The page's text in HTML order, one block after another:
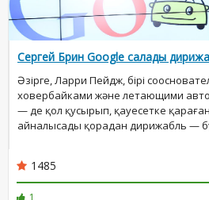
Сергей Брин Google салады
Әзірге, Ларри Пейдж, бірі
ховербайками және летающими
— де қол қусырып, қауесетке
айналысады қорадан дирижабль —
1485
1